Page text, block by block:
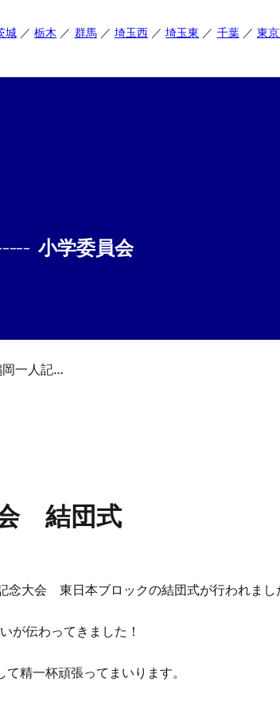
城 栃木 群馬 埼玉西 埼玉東 千葉
東
小学委員会
第24回鶴岡一人記念大会 結団式
結団式
念大会 東日本ブロックの結団式が行われまし
が伝わってきました！
精一杯頑張ってまいります。